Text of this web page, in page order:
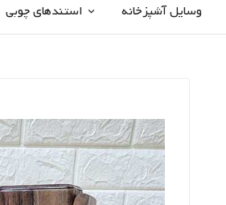
وسایل آشپزخانه استندهای چوبی